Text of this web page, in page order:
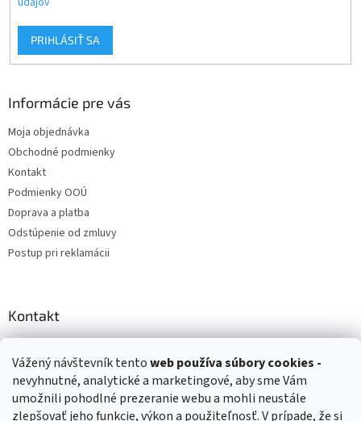
Vážený návštevník tentoweb používasúbory cookies -
nevyhnutné, analytické a marketingové, aby sme Vám
umožnili pohodlné prezeranie webu a mohli neustále
zlepšovať jeho funkcie, výkon a použiteľnosť. V prípade, že si
PRIHLÁSIŤ SA
Informácie pre vás
Moja objednávka
Obchodné podmienky
Kontakt
Podmienky OOÚ
Doprava a platba
Odstúpenie od zmluvy
Postup pri reklamácii
Kontakt
+421 903 144 673